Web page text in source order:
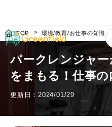
TOP 環境/教育/お仕事の知識
パークレンジャ
をまもる！仕事
更新日：2024/01/29